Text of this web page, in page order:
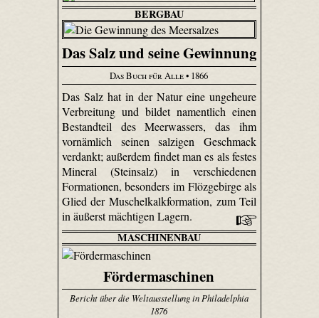
BERGBAU
Das Salz und seine Gewinnung
Das Buch für Alle• 1866
Das Salz hat in der Natur eine ungeheure
Verbreitung und bildet namentlich einen
Bestandteil des Meerwassers, das ihm
vornämlich seinen salzigen Geschmack
verdankt; außerdem findet man es als festes
Mineral (Steinsalz) in verschiedenen
Formationen, besonders im Flözgebirge als
Glied der Muschelkalkformation, zum Teil
in äußerst mächtigen Lagern.
MASCHINENBAU
Fördermaschinen
Bericht über die Weltausstellung in Philadelphia
1876